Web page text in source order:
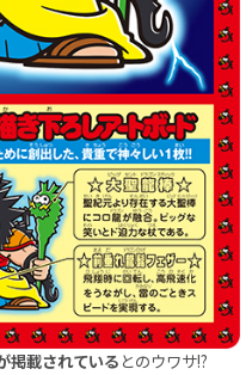
掲載されている とのウワサ!?